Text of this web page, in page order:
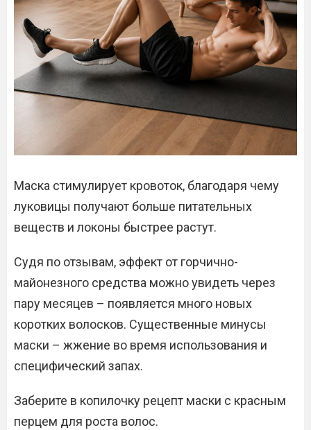
Маска стимулирует кровоток, благодаря чему
луковицы получают больше питательных
веществ и локоны быстрее растут.
Судя по отзывам, эффект от горчично-
майонезного средства можно увидеть через
пару месяцев – появляется много новых
коротких волосков. Существенные минусы
маски – жжение во время использования и
специфический запах.
Заберите в копилочку рецепт маски с красным
перцем для роста волос.